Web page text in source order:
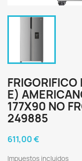
E)
177X90 NO
249885
611,00 €
Impuestos incluidos